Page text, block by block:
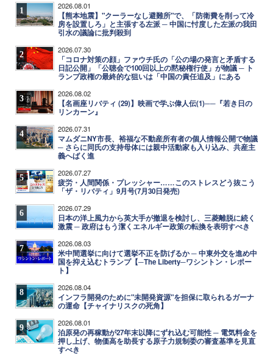
1 2026.08.01
【熊本地震】"クーラーなし避難所"で、「防衛費を削って冷
房を設置しろ」と主張する左派 ─ 中国に忖度した左派の我田
引水の議論に批判殺到
2 2026.07.30
「コロナ対策の顔」ファウチ氏の「公の場の発言と矛盾する
日記公開」「公聴会で100回以上の黙秘権行使」が物議 ─ ト
ランプ政権の最終的な狙いは「中国の責任追及」にある
3 2026.08.02
【名画座リバティ (29)】映画で学ぶ偉人伝(1)──『若き日の
リンカーン』
4 2026.07.31
マムダニNY市長、裕福な不動産所有者の個人情報公開で物議
─ さらに同氏の支持母体には親中活動家も入り込み、共産主
義へばく進
5 2026.07.27
疲労・人間関係・プレッシャー……このストレスどう抜こう
「ザ・リバティ」9月号(7月30日発売)
6 2026.07.29
日本の洋上風力から英大手が撤退を検討し、三菱離脱に続く
激震 ─ 政府はもう潔くエネルギー政策の転換を表明すべき
7 2026.08.03
米中間選挙に向けて選挙不正を防げるか ─ 中東外交を進め中
国を抑え込むトランプ【─The Liberty─ワシントン・レポー
ト】
8 2026.08.04
インフラ開発のために"未開発資源"を担保に取られるガーナ
の運命【チャイナリスクの死角】
9 2026.08.01
泊原発の再稼動が27年末以降にずれ込む可能性 ─ 電気料金を
押し上げ、物価高を助長する原子力規制委の審査基準を見直
すべき